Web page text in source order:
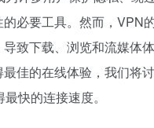
必要工具。然而，VPN
致下载、浏览和流媒体体
佳的在线体验，我们将
快的连接速度。